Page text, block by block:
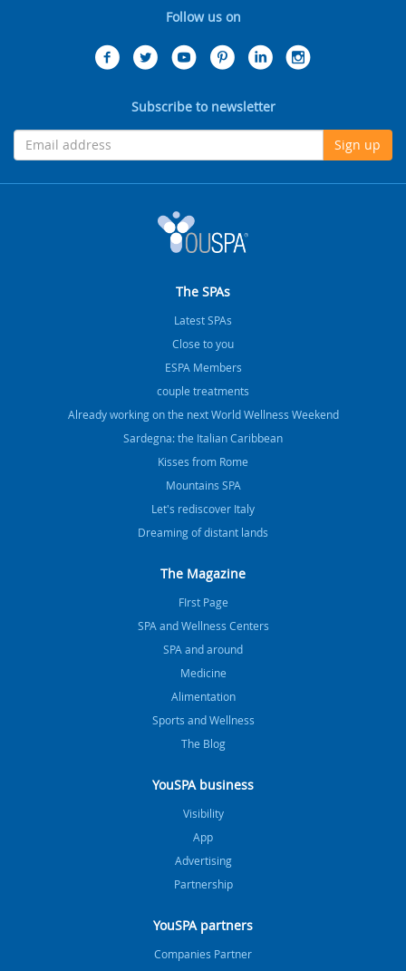
Follow us on
Subscribe to newsletter
Sign up
The SPAs
Latest SPAs
Close to you
ESPA Members
couple treatments
Already working on the next World Wellness Weekend
Sardegna: the Italian Caribbean
Kisses from Rome
Mountains SPA
Let's rediscover Italy
Dreaming of distant lands
The Magazine
FIrst Page
SPA and Wellness Centers
SPA and around
Medicine
Alimentation
Sports and Wellness
The Blog
YouSPA business
Visibility
App
Advertising
Partnership
YouSPA partners
Companies Partner